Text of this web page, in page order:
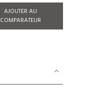
AJOUTER AU
COMPARATEUR